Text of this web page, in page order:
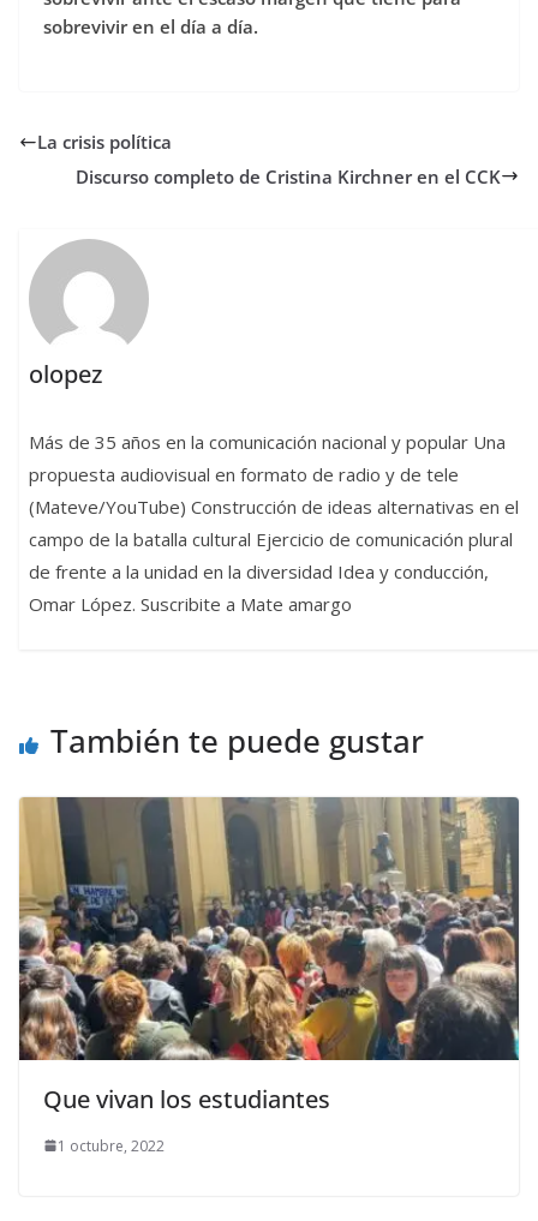
sobrevivir en el día a día.
La crisis política
Discurso completo de Cristina Kirchner en el CCK
olopez
Más de 35 años en la comunicación nacional y popular Una
propuesta audiovisual en formato de radio y de tele
(Mateve/YouTube) Construcción de ideas alternativas en el
campo de la batalla cultural Ejercicio de comunicación plural
de frente a la unidad en la diversidad Idea y conducción,
Omar López. Suscribite a Mate amargo
También te puede gustar
Que vivan los estudiantes
1 octubre, 2022